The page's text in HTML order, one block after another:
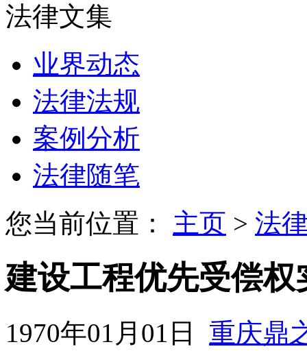
法律文集
业界动态
法律法规
案例分析
法律随笔
您当前位置： 主页 > 法
建设工程优先受偿
1970年01月01日 重庆鼎